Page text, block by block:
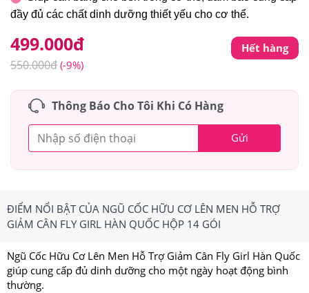
đầy đủ các chất dinh dưỡng thiết yếu cho cơ thể.
499.000đ
550.000đ (-9%)
Hết hàng
Thông Báo Cho Tôi Khi Có Hàng
Gửi
ĐIỂM NỔI BẬT CỦA NGŨ CỐC HỮU CƠ LÊN MEN HỖ TRỢ
GIẢM CÂN FLY GIRL HÀN QUỐC HỘP 14 GÓI
Ngũ Cốc Hữu Cơ Lên Men Hỗ Trợ Giảm Cân Fly Girl Hàn Quốc
giúp cung cấp đủ dinh dưỡng cho một ngày hoạt động bình
thường.